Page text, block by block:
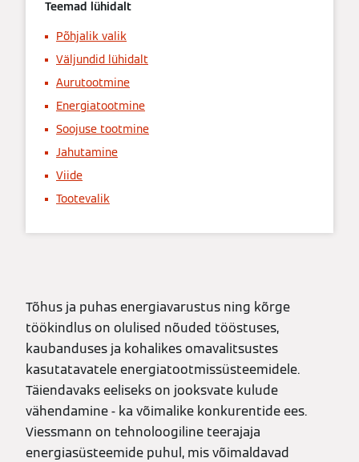
Teemad lühidalt
Põhjalik valik
Väljundid lühidalt
Aurutootmine
Energiatootmine
Soojuse tootmine
Jahutamine
Viide
Tootevalik
Tõhus ja puhas energiavarustus ning kõrge
töökindlus on olulised nõuded tööstuses,
kaubanduses ja kohalikes omavalitsustes
kasutatavatele energiatootmissüsteemidele.
Täiendavaks eeliseks on jooksvate kulude
vähendamine - ka võimalike konkurentide ees.
Viessmann on tehnoloogiline teerajaja
energiasüsteemide puhul, mis võimaldavad